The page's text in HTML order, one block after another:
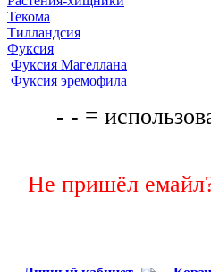
Текома
Тилландсия
Фуксия
Фуксия Магеллана
Фуксия эремофила
- - =
Не пришёл